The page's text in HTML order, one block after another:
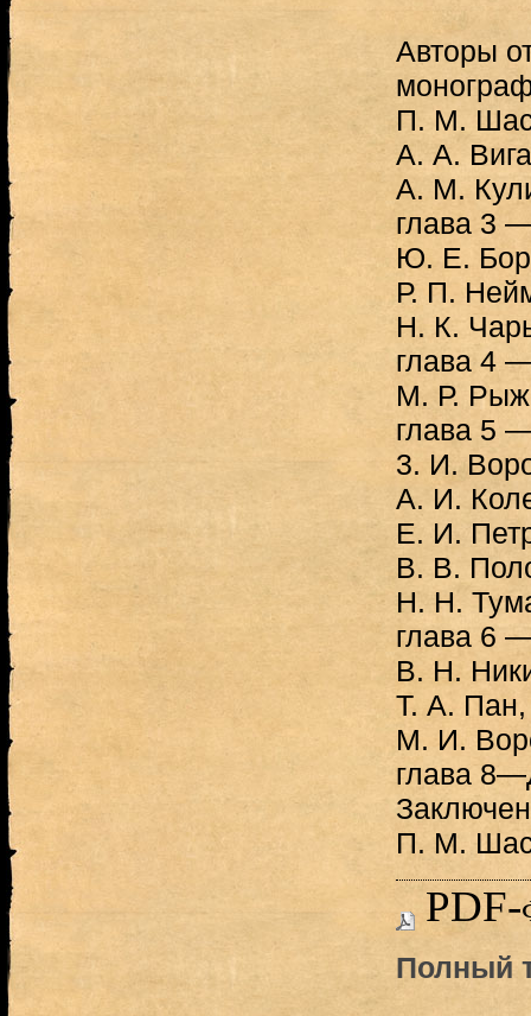
Авторы
П. М.
А. А.
А. М.
глава 3
Ю. Е.
Р. П.
Н. К.
глава 4
М. Р.
глава 5
3. И.
А. И.
Е. И.
В. В.
Н. Н.
глава 6
В. Н.
Т. А.
М. И.
глава
П. М.
PDF-
Полный